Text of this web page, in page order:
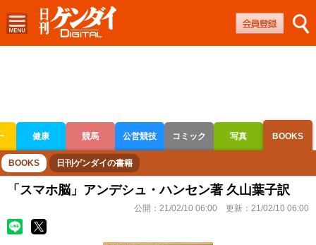
健康 競馬 公営競技 コミック 写真 BOOKS
ボートレース 競輪 オートレース
BOOKS 日刊ゲンダイの書籍
「スマホ脳」アンデシュ・ハンセン著 久山葉子訳
公開： 21/02/10 06:00 更新： 21/02/10 06:00